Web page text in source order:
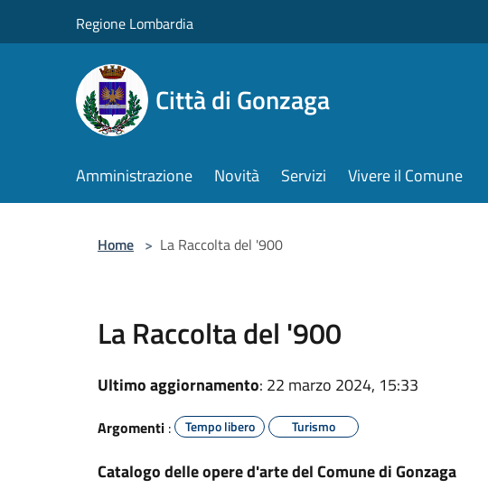
Regione Lombardia
Città di Gonzaga
Amministrazione Novità Servizi Vivere il Comune
Home > La Raccolta del '900
La Raccolta del '900
Ultimo aggiornamento: 22 marzo 2024, 15:33
Argomenti : Tempo libero Turismo
Catalogo delle opere d'arte del Comune di Gonzaga